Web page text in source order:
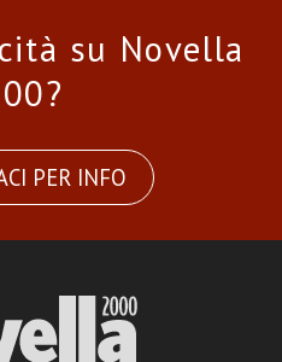
su Novella
PER INFO